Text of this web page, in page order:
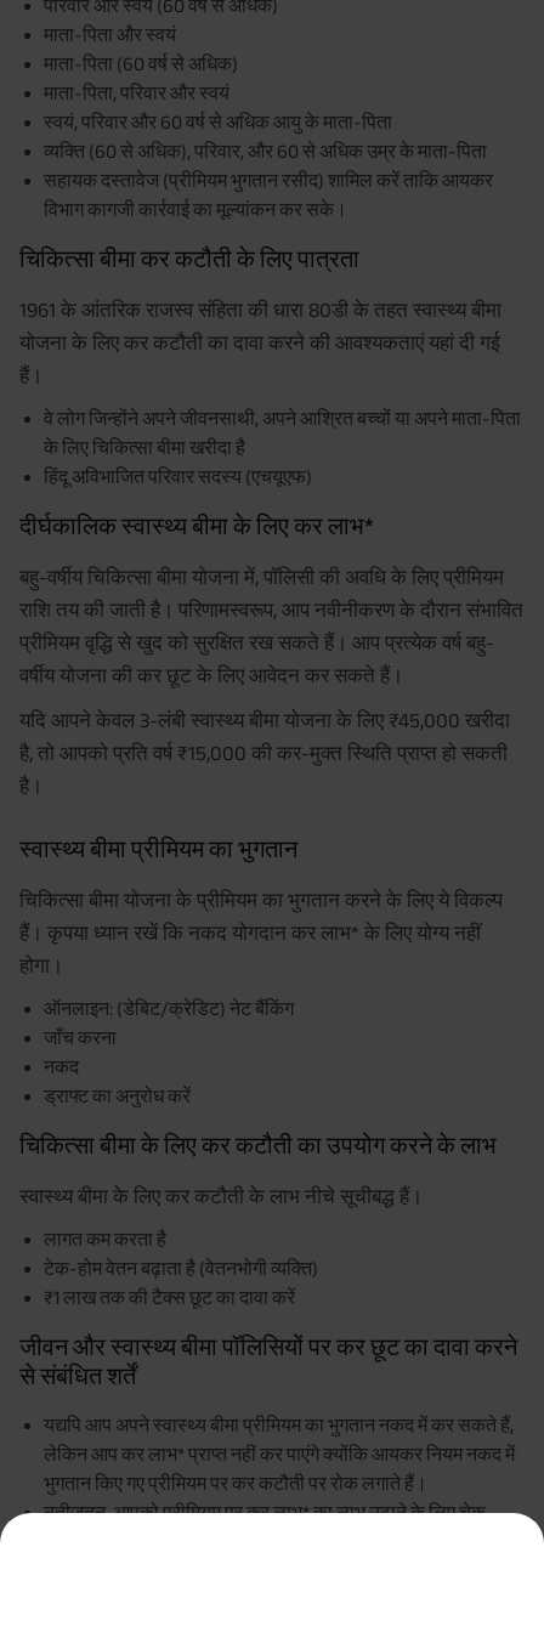
परिवार और स्वयं (60 वर्ष से अधिक)
माता-पिता और स्वयं
माता-पिता (60 वर्ष से अधिक)
माता-पिता, परिवार और स्वयं
स्वयं, परिवार और 60 वर्ष से अधिक आयु के माता-पिता
व्यक्ति (60 से अधिक), परिवार, और 60 से अधिक उम्र के माता-पिता
सहायक दस्तावेज (प्रीमियम भुगतान रसीद) शामिल करें ताकि आयकर
विभाग कागजी कार्रवाई का मूल्यांकन कर सके।
चिकित्सा बीमा कर कटौती के लिए पात्रता
1961 के आंतरिक राजस्व संहिता की धारा 80डी के तहत स्वास्थ्य बीमा
योजना के लिए कर कटौती का दावा करने की आवश्यकताएं यहां दी गई
हैं।
वे लोग जिन्होंने अपने जीवनसाथी, अपने आश्रित बच्चों या अपने माता-पिता
के लिए चिकित्सा बीमा खरीदा है
हिंदू अविभाजित परिवार सदस्य (एचयूएफ)
दीर्घकालिक स्वास्थ्य बीमा के लिए कर लाभ*
बहु-वर्षीय चिकित्सा बीमा योजना में, पॉलिसी की अवधि के लिए प्रीमियम
राशि तय की जाती है। परिणामस्वरूप, आप नवीनीकरण के दौरान संभावित
प्रीमियम वृद्धि से खुद को सुरक्षित रख सकते हैं। आप प्रत्येक वर्ष बहु-
वर्षीय योजना की कर छूट के लिए आवेदन कर सकते हैं।
यदि आपने केवल 3-लंबी स्वास्थ्य बीमा योजना के लिए ₹45,000 खरीदा
है, तो आपको प्रति वर्ष ₹15,000 की कर-मुक्त स्थिति प्राप्त हो सकती
है।
स्वास्थ्य बीमा प्रीमियम का भुगतान
चिकित्सा बीमा योजना के प्रीमियम का भुगतान करने के लिए ये विकल्प
हैं। कृपया ध्यान रखें कि नकद योगदान कर लाभ* के लिए योग्य नहीं
होगा।
ऑनलाइन: (डेबिट/क्रेडिट) नेट बैंकिंग
जाँच करना
नकद
ड्राफ्ट का अनुरोध करें
चिकित्सा बीमा के लिए कर कटौती का उपयोग करने के लाभ
स्वास्थ्य बीमा के लिए कर कटौती के लाभ नीचे सूचीबद्ध हैं।
लागत कम करता है
टेक-होम वेतन बढ़ाता है (वेतनभोगी व्यक्ति)
₹1 लाख तक की टैक्स छूट का दावा करें
जीवन और स्वास्थ्य बीमा पॉलिसियों पर कर छूट का दावा करने
से संबंधित शर्तें
यद्यपि आप अपने स्वास्थ्य बीमा प्रीमियम का भुगतान नकद में कर सकते हैं,
लेकिन आप कर लाभ* प्राप्त नहीं कर पाएंगे क्योंकि आयकर नियम नकद में
भुगतान किए गए प्रीमियम पर कर कटौती पर रोक लगाते हैं।
नतीजतन, आपको प्रीमियम पर कर लाभ* का लाभ उठाने के लिए चेक,